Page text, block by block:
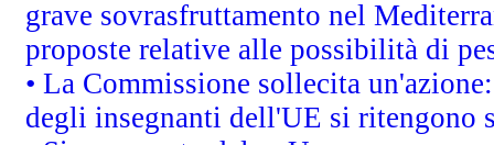
grave sovrasfruttamento nel
proposte relative alle possibilità di
• La Commissione sollecita
degli insegnanti dell'UE si ritengono